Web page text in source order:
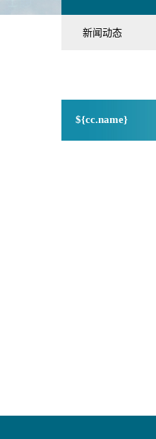
新闻动态
${cc.name}